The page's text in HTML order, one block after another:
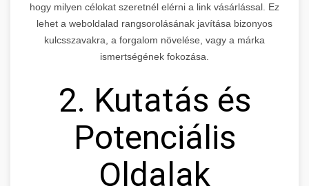
hogy milyen célokat szeretnél elérni a link vásárlással. Ez
lehet a weboldalad rangsorolásának javítása bizonyos
kulcsszavakra, a forgalom növelése, vagy a márka
ismertségének fokozása.
2. Kutatás és
Potenciális
Oldalak